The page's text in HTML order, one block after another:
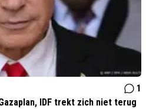
1
IDF trekt zich niet terug